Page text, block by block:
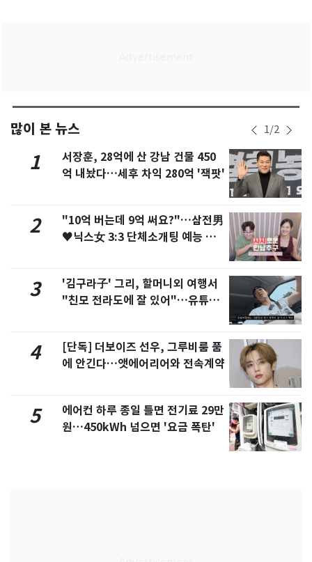
많이 본 뉴스 1/2
1
서장훈, 28억에 산 강남 건물 450
억 내놨다…세후 차익 280억 '잭팟'
2
"10억 버는데 9억 써요?"…삼전男
♥닉스女 3:3 단체소개팅 예능 화
3
'김구라子' 그리, 할머니외 여행서
"친모 전라도에 잘 있어"…유튜브
4
[단독] 더보이즈 선우, 그루비룸 품
에 안긴다…앳에어리어와 전속계약
5
에어컨 하루 종일 틀면 전기료 29만
원…450kWh 넘으면 '요금 폭탄'